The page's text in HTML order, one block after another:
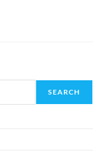
SEARCH